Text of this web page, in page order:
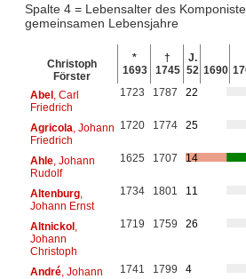
Spalte 4 = Lebensalter des
gemeinsamen Lebensjahre
Christoph
Förster
*
1693
†
1745
J.
52 1690
Abel, Carl
Friedrich
1723 1787 22
Agricola , Johann
Friedrich
1720 1774 25
Ahle, Johann
Rudolf
1625 1707 14
Altenburg,
Johann Ernst
1734 1801 11
Altnickol,
Johann
Christoph
1719 1759 26
André, Johann 1741 1799
4